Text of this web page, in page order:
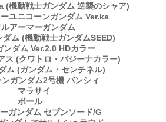
(機動戦士ガンダム 逆襲のシャア)
ユニコーンガンダム Ver.ka
ルアーマーガンダム
ダム (機動戦士ガンダムSEED)
ンダム Ver.2.0 HDカラー
ス (クワトロ・バジーナカラー)
ム (ガンダム・センチネル)
ガンダム2号機 バンシィ
マラサイ
ボール
ガンダム セブンソード/G